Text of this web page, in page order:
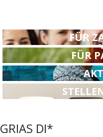
FÜR
FÜR
GRIAS DI*